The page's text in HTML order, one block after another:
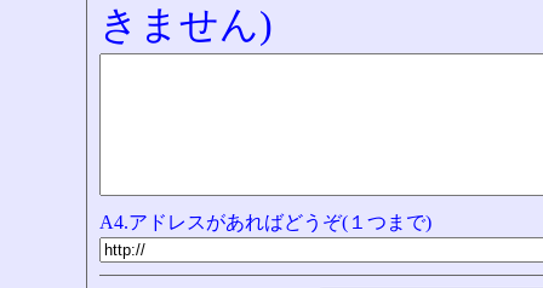
きません)
A4.アドレスがあればどうぞ(１つまで)